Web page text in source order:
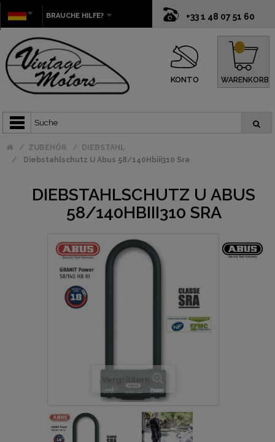
+33 1 48 07 51 60
BRAUCHE HILFE?
KONTO WARENKORB
0
ZUBEHÖR
DIEBSTAHL
Diebstahlschutz U Abus 58/140Hbiii310 Sra
DIEBSTAHLSCHUTZ U ABUS
58/140HBIII310 SRA